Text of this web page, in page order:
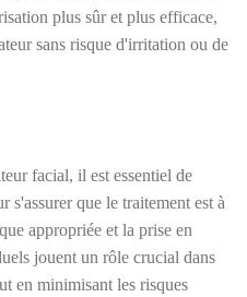
plus sûr et plus efficace,
sans risque d'irritation ou de
facial, il est essentiel de
s'assurer que le traitement est à
appropriée et la prise en
jouent un rôle crucial dans
en minimisant les risques